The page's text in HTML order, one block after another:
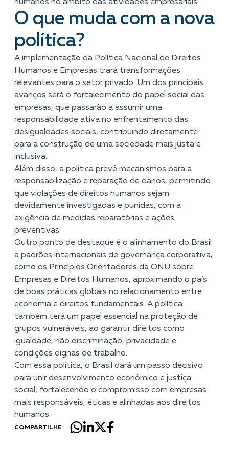
humanos no âmbito das atividades empresariais.
O que muda com a nova
política?
A implementação da Política Nacional de Direitos
Humanos e Empresas trará transformações
relevantes para o setor privado. Um dos principais
avanços será o fortalecimento do papel social das
empresas, que passarão a assumir uma
responsabilidade ativa no enfrentamento das
desigualdades sociais, contribuindo diretamente
para a construção de uma sociedade mais justa e
inclusiva.
Além disso, a política prevê mecanismos para a
responsabilização e reparação de danos, permitindo
que violações de direitos humanos sejam
devidamente investigadas e punidas, com a
exigência de medidas reparatórias e ações
preventivas.
Outro ponto de destaque é o alinhamento do Brasil
a padrões internacionais de governança corporativa,
como os Princípios Orientadores da ONU sobre
Empresas e Direitos Humanos, aproximando o país
de boas práticas globais no relacionamento entre
economia e direitos fundamentais. A política
também terá um papel essencial na proteção de
grupos vulneráveis, ao garantir direitos como
igualdade, não discriminação, privacidade e
condições dignas de trabalho.
Com essa política, o Brasil dará um passo decisivo
para unir desenvolvimento econômico e justiça
social, fortalecendo o compromisso com empresas
mais responsáveis, éticas e alinhadas aos direitos
humanos.
COMPARTILHE